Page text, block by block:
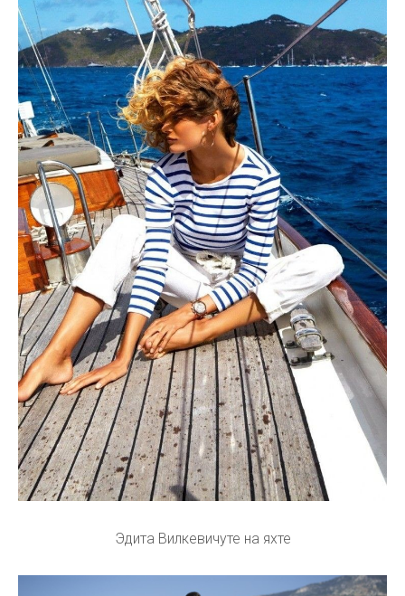
Эдита Вилкевичуте на яхте